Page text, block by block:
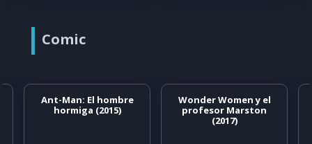
Comic
Ant-Man: El hombre
hormiga (2015)
Wonder Women y el
profesor Marston
(2017)